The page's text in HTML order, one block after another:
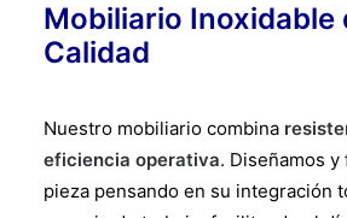
Mobiliario Inoxidable
Calidad
Nuestro mobiliario combina
eficiencia operativa. Diseñamos y
pieza pensando en su integración